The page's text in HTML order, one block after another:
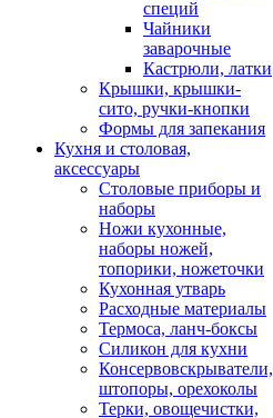
специй
Чайники
заварочные
Кастрюли, латки
Крышки, крышки-
сито, ручки-кнопки
Формы для запекания
Кухня и столовая,
аксессуары
Столовые приборы и
наборы
Ножи кухонные,
наборы ножей,
топорики, ножеточки
Кухонная утварь
Расходные материалы
Термоса, ланч-боксы
Силикон для кухни
Консервовскрыватели,
штопоры, орехоколы
Терки, овощечистки,